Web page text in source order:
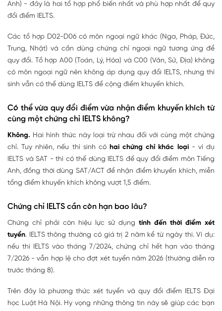
Anh) - đây là hai tổ hợp phổ biến nhất và phù hợp nhất để quy
đổi điểm IELTS.
Các tổ hợp D02-D06 có môn ngoại ngữ khác (Nga, Pháp, Đức,
Trung, Nhật) và cần dùng chứng chỉ ngoại ngữ tương ứng để
quy đổi. Tổ hợp A00 (Toán, Lý, Hóa) và C00 (Văn, Sử, Địa) không
có môn ngoại ngữ nên không áp dụng quy đổi IELTS, nhưng thí
sinh vẫn có thể dùng IELTS để cộng điểm khuyến khích.
Có thể vừa quy đổi điểm vừa nhận điểm khuyến khích từ
cùng một chứng chỉ IELTS không?
Không. Hai hình thức này loại trừ nhau đối với cùng một chứng
chỉ. Tuy nhiên, nếu thí sinh có hai chứng chỉ khác loại- ví dụ
IELTS và SAT - thì có thể dùng IELTS để quy đổi điểm môn Tiếng
Anh, đồng thời dùng SAT/ACT để nhận điểm khuyến khích, miễn
tổng điểm khuyến khích không vượt 1,5 điểm.
Chứng chỉ IELTS cần còn hạn bao lâu?
Chứng chỉ phải còn hiệu lực sử dụng tính đến thời điểm xét
tuyển. IELTS thông thường có giá trị 2 năm kể từ ngày thi. Ví dụ:
nếu thi IELTS vào tháng 7/2024, chứng chỉ hết hạn vào tháng
7/2026 - vẫn hợp lệ cho đợt xét tuyển năm 2026 (thường diễn ra
trước tháng 8).
Trên đây là phương thức xét tuyển và quy đổi điểm IELTS Đại
học Luật Hà Nội. Hy vọng những thông tin này sẽ giúp các bạn